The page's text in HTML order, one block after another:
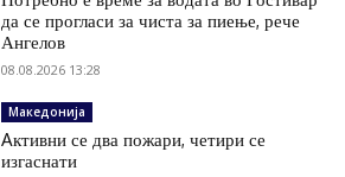
да се прогласи за чиста за пиење, рече
Ангелов
08.08.2026 13:28
Македонија
Aктивни се два пожари, четири се
изгаснати